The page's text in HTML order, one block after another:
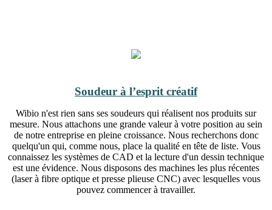
Soudeur à l’esprit créatif
Wibio n'est rien sans ses soudeurs qui réalisent nos produits sur
mesure. Nous attachons une grande valeur à votre position au sein
de notre entreprise en pleine croissance. Nous recherchons donc
quelqu'un qui, comme nous, place la qualité en tête de liste. Vous
connaissez les systèmes de CAD et la lecture d'un dessin technique
est une évidence. Nous disposons des machines les plus récentes
(laser à fibre optique et presse plieuse CNC) avec lesquelles vous
pouvez commencer à travailler.